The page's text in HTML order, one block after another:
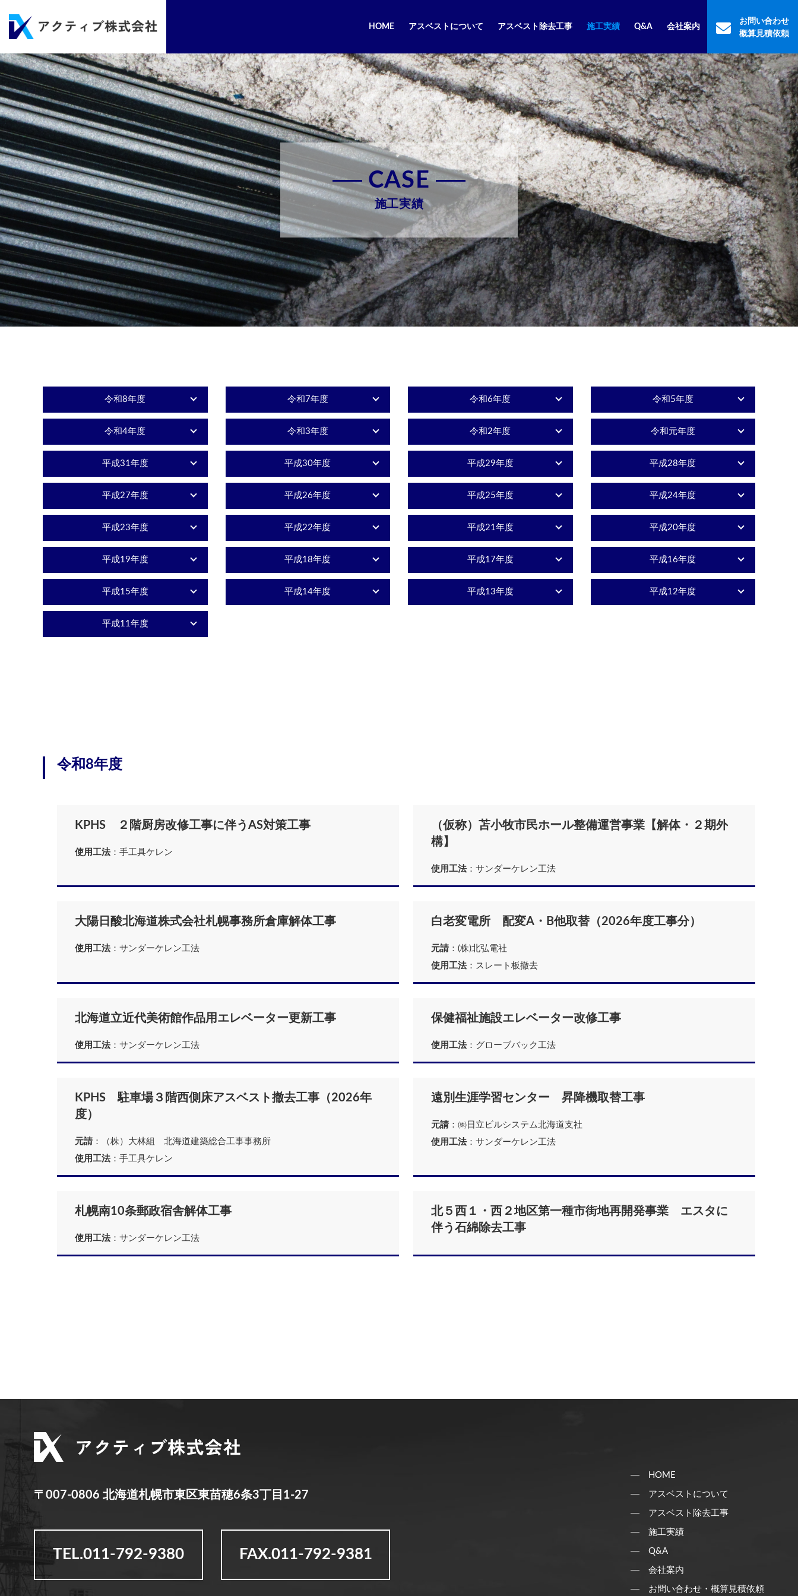
HOME アスベストについて アスベスト除去工事 施工実績 Q&A 会社案内
お問い合わせ
概算見積依頼
CASE
施工実績
令和8年度 令和7年度 令和6年度 令和5年度
令和4年度 令和3年度 令和2年度 令和元年度
平成31年度 平成30年度 平成29年度 平成28年度
平成27年度 平成26年度 平成25年度 平成24年度
平成23年度 平成22年度 平成21年度 平成20年度
平成19年度 平成18年度 平成17年度 平成16年度
平成15年度 平成14年度 平成13年度 平成12年度
平成11年度
令和8年度
KPHS ２階厨房改修工事に伴うAS対策工事
使用工法：手工具ケレン
（仮称）苫小牧市民ホール整備運営事業【解体・２期外
構】
使用工法：サンダーケレン工法
大陽日酸北海道株式会社札幌事務所倉庫解体工事
使用工法：サンダーケレン工法
白老変電所 配変A・B他取替（2026年度工事分）
元請 ：(株)北弘電社
使用工法：スレート板撤去
北海道立近代美術館作品用エレベーター更新工事
使用工法：サンダーケレン工法
保健福祉施設エレベーター改修工事
使用工法：グローブバック工法
KPHS 駐車場３階西側床アスベスト撤去工事（2026年
度）
元請 ：（株）大林組 北海道建築総合工事事務所
使用工法：手工具ケレン
遠別生涯学習センター 昇降機取替工事
元請 ：㈱日立ビルシステム北海道支社
使用工法：サンダーケレン工法
札幌南10条郵政宿舎解体工事
使用工法：サンダーケレン工法
北５西１・西２地区第一種市街地再開発事業 エスタに
伴う石綿除去工事
〒007-0806 北海道札幌市東区東苗穂6条3丁目1-27
TEL.011-792-9380 FAX.011-792-9381
HOME
アスベストについて
アスベスト除去工事
施工実績
Q&A
会社案内
お問い合わせ・概算見積依頼